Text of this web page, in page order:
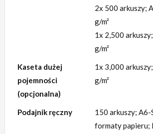
2x 500 arkuszy;
g/m²
1x 2,500
g/m²
Kaseta dużej
pojemności
(opcjonalna)
1x 3,000
g/m²
Podajnik ręczny
150 arkuszy; A6-
formaty papieru;